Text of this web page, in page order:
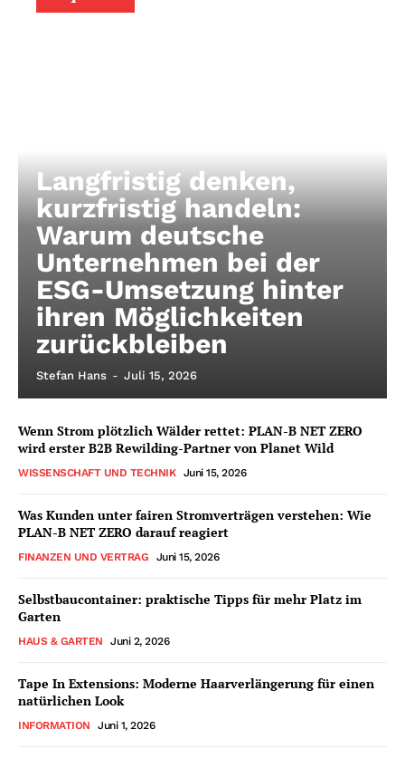
Langfristig denken,
kurzfristig handeln:
Warum deutsche
Unternehmen bei der
ESG-Umsetzung hinter
ihren Möglichkeiten
zurückbleiben
Stefan Hans - Juli 15, 2026
Wenn Strom plötzlich Wälder rettet: PLAN-B NET ZERO
wird erster B2B Rewilding-Partner von Planet Wild
WISSENSCHAFT UND TECHNIK Juni 15, 2026
Was Kunden unter fairen Stromverträgen verstehen: Wie
PLAN-B NET ZERO darauf reagiert
FINANZEN UND VERTRAG Juni 15, 2026
Selbstbaucontainer: praktische Tipps für mehr Platz im
Garten
HAUS & GARTEN Juni 2, 2026
Tape In Extensions: Moderne Haarverlängerung für einen
natürlichen Look
INFORMATION Juni 1, 2026